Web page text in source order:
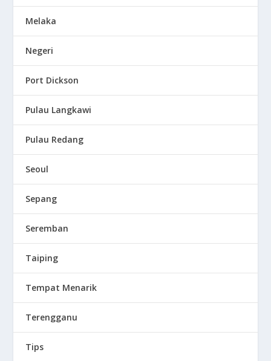
Melaka
Negeri
Port Dickson
Pulau Langkawi
Pulau Redang
Seoul
Sepang
Seremban
Taiping
Tempat Menarik
Terengganu
Tips